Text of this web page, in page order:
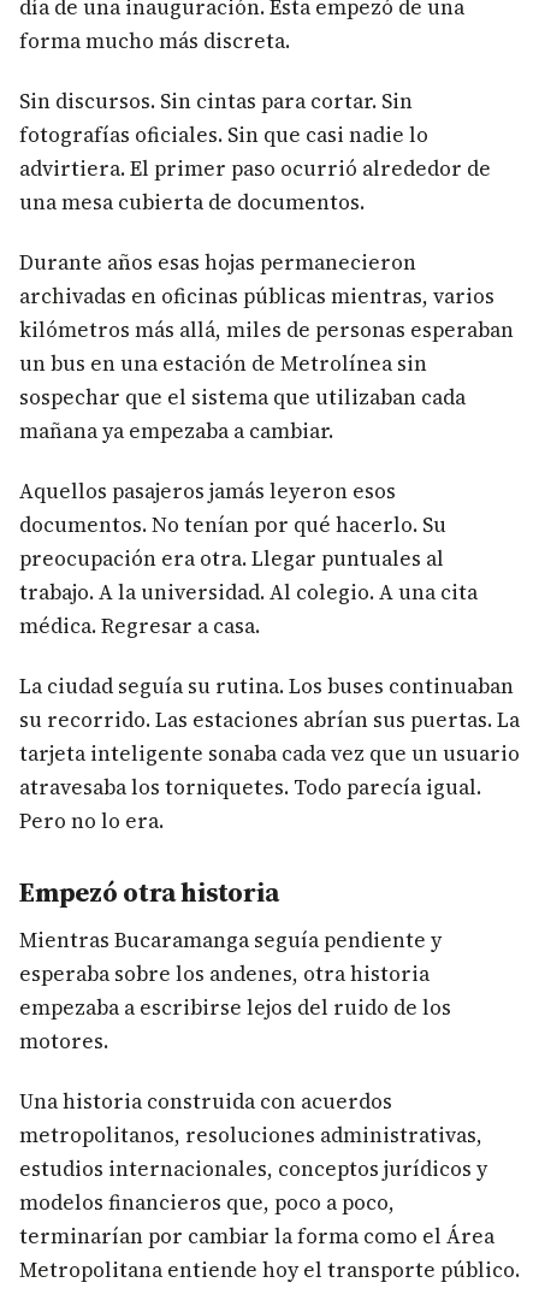
día de una inauguración. Esta empezó de una
forma mucho más discreta.
Sin discursos. Sin cintas para cortar. Sin
fotografías oficiales. Sin que casi nadie lo
advirtiera. El primer paso ocurrió alrededor de
una mesa cubierta de documentos.
Durante años esas hojas permanecieron
archivadas en oficinas públicas mientras, varios
kilómetros más allá, miles de personas esperaban
un bus en una estación de Metrolínea sin
sospechar que el sistema que utilizaban cada
mañana ya empezaba a cambiar.
Aquellos pasajeros jamás leyeron esos
documentos. No tenían por qué hacerlo. Su
preocupación era otra. Llegar puntuales al
trabajo. A la universidad. Al colegio. A una cita
médica. Regresar a casa.
La ciudad seguía su rutina. Los buses continuaban
su recorrido. Las estaciones abrían sus puertas. La
tarjeta inteligente sonaba cada vez que un usuario
atravesaba los torniquetes. Todo parecía igual.
Pero no lo era.
Empezó otra historia
Mientras Bucaramanga seguía pendiente y
esperaba sobre los andenes, otra historia
empezaba a escribirse lejos del ruido de los
motores.
Una historia construida con acuerdos
metropolitanos, resoluciones administrativas,
estudios internacionales, conceptos jurídicos y
modelos financieros que, poco a poco,
terminarían por cambiar la forma como el Área
Metropolitana entiende hoy el transporte público.